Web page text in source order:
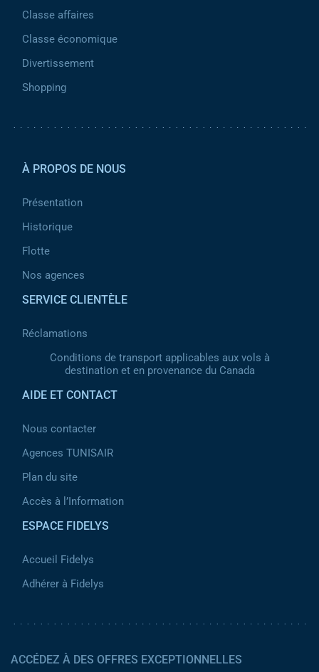
Classe affaires
Classe économique
Divertissement
Shopping
À PROPOS DE NOUS
Présentation
Historique
Flotte
Nos agences
SERVICE CLIENTÈLE
Réclamations
Conditions de transport applicables aux vols à
destination et en provenance du Canada
AIDE ET CONTACT
Nous contacter
Agences TUNISAIR
Plan du site
Accès à l’Information
ESPACE FIDELYS
Accueil Fidelys
Adhérer à Fidelys
ACCÉDEZ À DES OFFRES EXCEPTIONNELLES